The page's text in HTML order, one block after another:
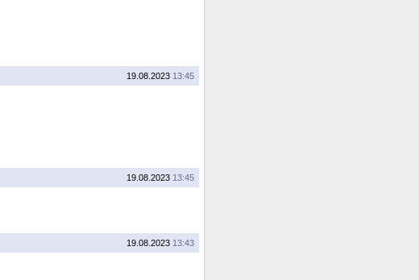
19.08.2023 13:45
19.08.2023 13:45
19.08.2023 13:43